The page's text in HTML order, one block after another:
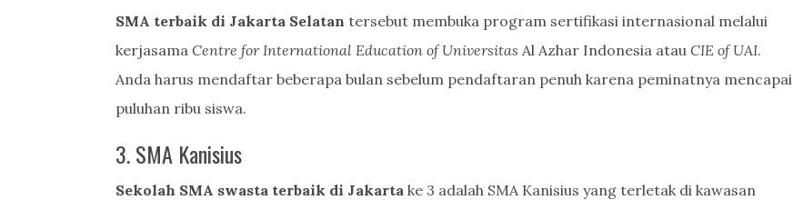
SMA terbaik di Jakarta Selatan tersebut membuka program sertifikasi internasional melalui
kerjasama Centre for International Education of Universitas Al Azhar Indonesia atau CIE of UAI.
Anda harus mendaftar beberapa bulan sebelum pendaftaran penuh karena peminatnya mencapai
puluhan ribu siswa.
3. SMA Kanisius
Sekolah SMA swasta terbaik di Jakarta ke 3 adalah SMA Kanisius yang terletak di kawasan